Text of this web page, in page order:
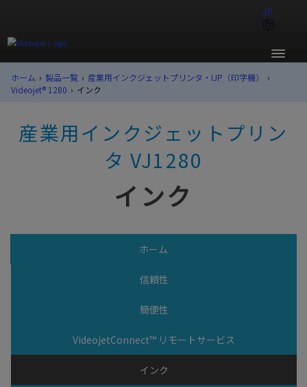
JP
ホーム › 製品一覧 › 産業用インクジェットプリンタ・IJP（印字機）
›
Videojet®︎ 1280 › インク
産業用インクジェットプリン
タ VJ1280
インク
ホーム
信頼性
簡便性
VideojetConnect™ リモートサービス
インク